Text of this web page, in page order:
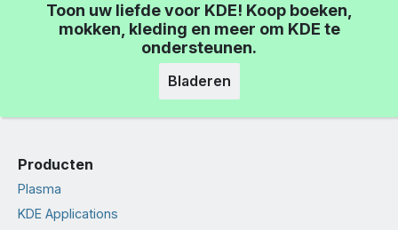
Toon uw liefde voor KDE! Koop boeken,
mokken, kleding en meer om KDE te
ondersteunen.
Bladeren
Producten
Plasma
KDE Applications